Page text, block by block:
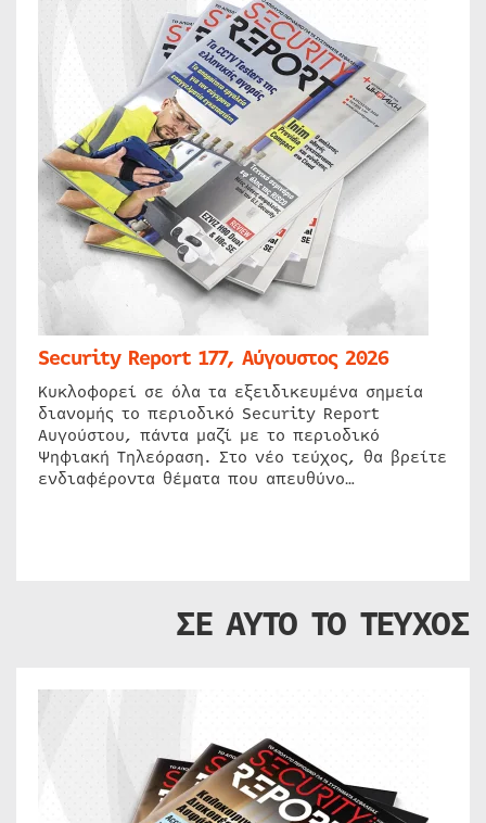
Security Report 177, Αύγουστος 2026
Κυκλοφορεί σε όλα τα εξειδικευμένα σημεία
διανομής το περιοδικό Security Report
Αυγούστου, πάντα μαζί με το περιοδικό
Ψηφιακή Τηλεόραση. Στο νέο τεύχος, θα βρείτε
ενδιαφέροντα θέματα που απευθύνο…
ΣΕ ΑΥΤΟ ΤΟ ΤΕΥΧΟΣ